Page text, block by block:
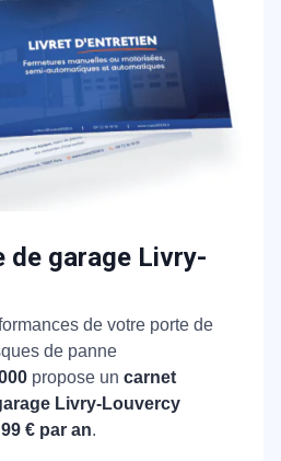
de garage Livry-
de votre porte de
de panne
propose un carnet
Livry-Louvercy
€ par an.